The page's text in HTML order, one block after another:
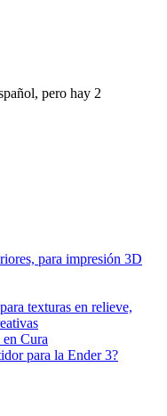
pero hay 2
para impresión 3D
texturas en relieve,
Cura
para la Ender 3?